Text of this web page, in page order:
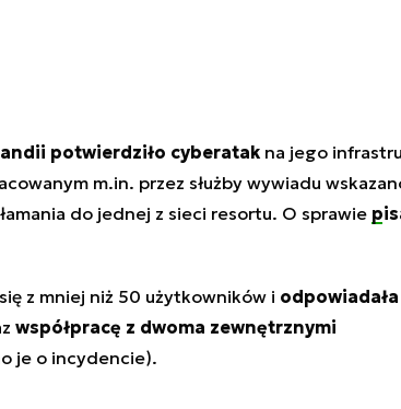
potwierdziło cyberatakna jego
m.in. przez służby wywiadu
do jednej z sieci resortu. O sprawie
z mniej niż 50 użytkowników i
współpracę z dwoma zewnętrznymi
je o incydencie).